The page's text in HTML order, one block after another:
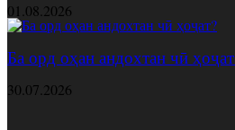
01.08.2026
Ба орд оҳан андохтан чӣ
30.07.2026